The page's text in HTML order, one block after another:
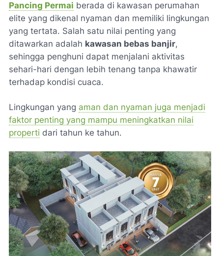
Pancing Permai berada di kawasan perumahan
elite yang dikenal nyaman dan memiliki lingkungan
yang tertata. Salah satu nilai penting yang
ditawarkan adalah kawasan bebas banjir,
sehingga penghuni dapat menjalani aktivitas
sehari-hari dengan lebih tenang tanpa khawatir
terhadap kondisi cuaca.
Lingkungan yang aman dan nyaman juga menjadi
faktor penting yang mampu meningkatkan nilai
properti dari tahun ke tahun.